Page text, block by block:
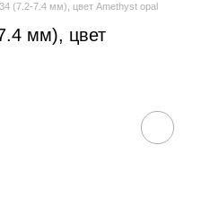
(7.2-7.4 мм), цвет Amethyst opal
мм), цвет